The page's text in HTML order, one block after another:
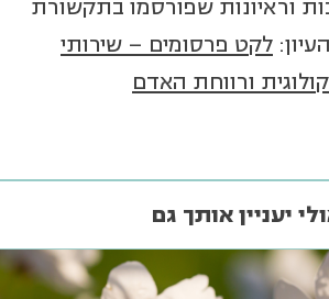
וראיונות שפורסמו בתקשורת
לקט פרסומים – שירותי
ורווחת האדם
יעניין אותך גם